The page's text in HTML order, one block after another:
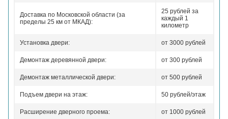
Доставка по Московской области (за
пределы 25 км от МКАД):
25 рублей за
каждый 1
километр
Установка двери: от 3000 рублей
Демонтаж деревянной двери: от 300 рублей
Демонтаж металлической двери: от 500 рублей
Подъем двери на этаж: 50 рублей/этаж
Расширение дверного проема: от 1000 рублей